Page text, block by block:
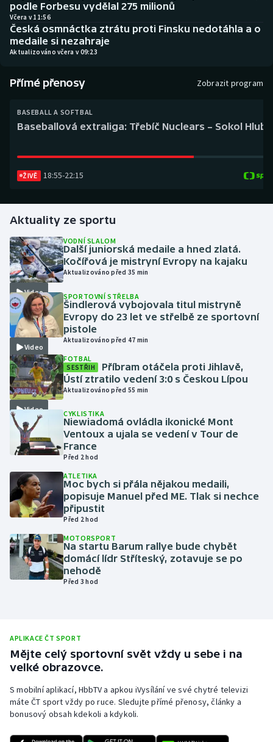
Boby a skeleton
Box
Curling
Gymnastika
Házená
Jezdectví
Judo
Krasobruslení
Lezení
Lyže a snowboard
Moderní pětiboj
Motorsport
Olympijské hry
Parasport
Plavání
Plážový volejbal
Rychlobruslení
Rychlostní kanoistika
Short track
Sportovní střelba
AZ kvíz
podle Forbesu vydělal 275 milionů
Včera v 11:56
Česká osmnáctka ztrátu proti Finsku nedotáhla a o
medaile si nezahraje
Aktualizováno včera v 09:23
Přímé přenosy Zobrazit program
BASEBALL A SOFTBAL
Baseballová extraliga: Třebíč Nuclears – Sokol
ŽIVĚ 18:55-22:15
Aktuality ze sportu
Video
VODNÍ SLALOM
Další juniorská medaile a hned zlatá.
Kočířová je mistryní Evropy na kajaku
Aktualizováno před 35 min
Video
SPORTOVNÍ STŘELBA
Šindlerová vybojovala titul mistryně
Evropy do 23 let ve střelbě ze sportovní
pistole
Aktualizováno před 47 min
Video
FOTBAL
SESTŘIH
Příbram otáčela proti Jihlavě,
Ústí ztratilo vedení 3:0 s Českou Lípou
Aktualizováno před 55 min
CYKLISTIKA
Niewiadomá ovládla ikonické Mont
Ventoux a ujala se vedení v Tour de
France
Před 2 hod
ATLETIKA
Moc bych si přála nějakou medaili,
popisuje Manuel před ME. Tlak si nechce
připustit
Před 2 hod
MOTORSPORT
Na startu Barum rallye bude chybět
domácí lídr Stříteský, zotavuje se po
nehodě
Před 3 hod
APLIKACE ČT SPORT
Mějte celý sportovní svět vždy u sebe i na
velké obrazovce.
S mobilní aplikací, HbbTV a apkou iVysílání ve své chytré televizi
máte ČT sport vždy po ruce. Sledujte přímé přenosy, články a
bonusový obsah kdekoli a kdykoli.